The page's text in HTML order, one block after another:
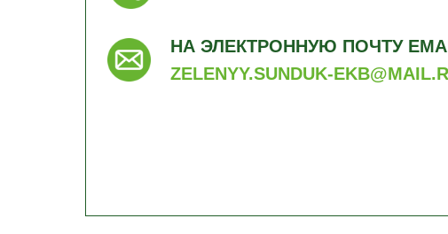
НА ЭЛЕКТРОННУЮ ПОЧТУ
ZELENYY.SUNDUK-